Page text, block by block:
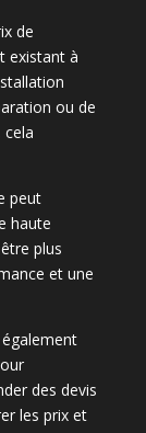
de
existant à
ou de
peut
haute
plus
et une
des devis
les prix et